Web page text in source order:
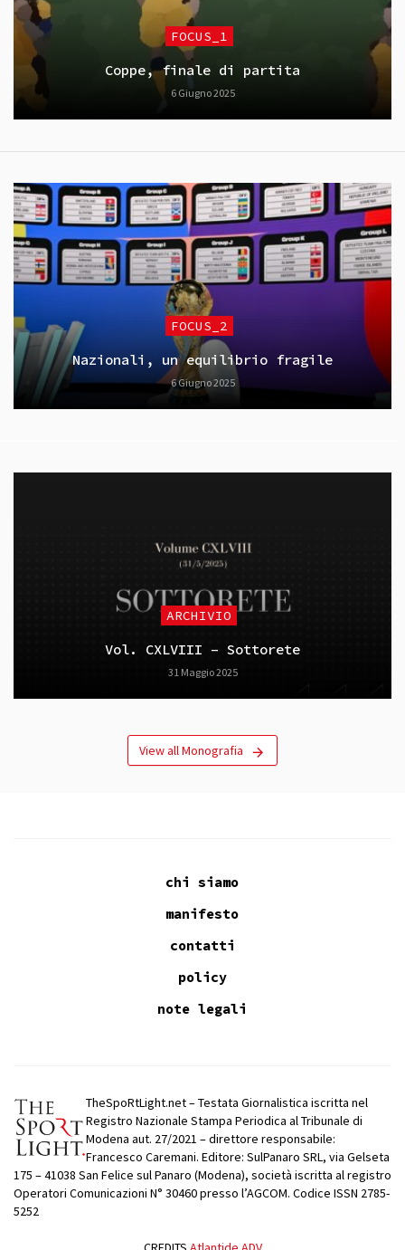
FOCUS_1
Coppe, finale di partita
6 Giugno 2025
FOCUS_2
Nazionali, un equilibrio fragile
6 Giugno 2025
ARCHIVIO
Vol. CXLVIII – Sottorete
31 Maggio 2025
View all Monografia
chi siamo
manifesto
contatti
policy
note legali
TheSpoRtLight.net – Testata Giornalistica iscritta nel
Registro Nazionale Stampa Periodica al Tribunale di
Modena aut. 27/2021 – direttore responsabile:
Francesco Caremani. Editore: SulPanaro SRL, via Gelseta
175 – 41038 San Felice sul Panaro (Modena), società iscritta al registro
Operatori Comunicazioni N° 30460 presso l’AGCOM. Codice ISSN 2785-
5252